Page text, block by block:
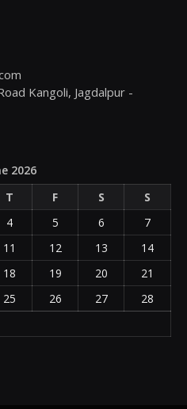
Kangoli, Jagdalpur -
2026
T F S
S
4 5 6
7
11 12 13
14
18 19 20
21
25 26 27
28